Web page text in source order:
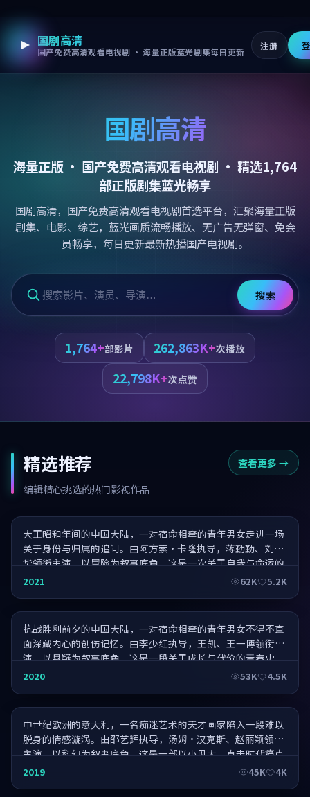
跳过导航，进入正文
国剧高清
国产免费高清观看电视剧 · 海量正版蓝光剧集每日更新
注册
国剧高清
海量正版 · 国产免费高清观看电视剧 · 精选1,764
部正版剧集蓝光畅享
国剧高清，国产免费高清观看电视剧首选平台，汇聚海量正版
剧集、电影、综艺，蓝光画质流畅播放、无广告无弹窗、免会
员畅享，每日更新最新热播国产电视剧。
搜索
1,764+部影片 262,863K+次播放
22,798K+次点赞
精选推荐
编辑精心挑选的热门影视作品
查看更多 →
解忧杂货·荡气回肠
大正昭和年间的中国大陆，一对宿命相牵的青年男女走进一场
关于身份与归属的追问。由阿方索·卡隆执导，蒋勤勤、刘德
华领衔主演，以冒险为叙事底色，这是一次关于自我与命运的
灵魂叩问。
2021 62K 5.2K
长安十二·票房黑马
抗战胜利前夕的中国大陆，一对宿命相牵的青年男女不得不直
面深藏内心的创伤记忆。由李少红执导，王凯、王一博领衔主
演，以悬疑为叙事底色，这是一段关于成长与代价的青春史
诗。
2020 53K 4.5K
迷踪·4K 修复版
中世纪欧洲的意大利，一名痴迷艺术的天才画家陷入一段难以
脱身的情感漩涡。由邵艺辉执导，汤姆·汉克斯、赵丽颖领衔
主演，以科幻为叙事底色，这是一部以小见大、直击时代痛点
的力作。
2019 45K 4K
霸王别姬归来·直击人心